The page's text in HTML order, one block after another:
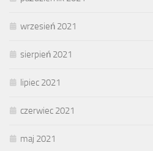
wrzesień 2021
sierpień 2021
lipiec 2021
czerwiec 2021
maj 2021